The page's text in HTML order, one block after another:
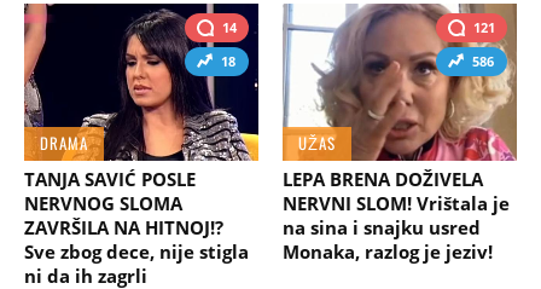
14
18
DRAMA
TANJA SAVIĆ POSLE
NERVNOG SLOMA
ZAVRŠILA NA HITNOJ!?
Sve zbog dece, nije stigla
ni da ih zagrli
121
586
UŽAS
LEPA BRENA DOŽIVELA
NERVNI SLOM! Vrištala je
na sina i snajku usred
Monaka, razlog je jeziv!